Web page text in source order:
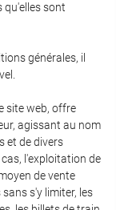
qu'elles sont
générales, il
site web, offre
agissant au nom
et de divers
l'exploitation de
de vente
s'y limiter, les